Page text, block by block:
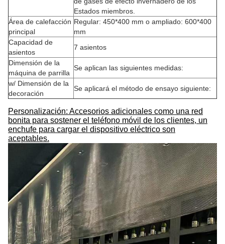
Estados miembros.
Área de calefacción
principal
Regular: 450*400 mm o ampliado: 600*400
mm
Capacidad de
asientos
7 asientos
Dimensión de la
máquina de parrilla
Se aplican las siguientes medidas:
w/ Dimensión de la
decoración
Se aplicará el método de ensayo siguiente:
Personalización: Accesorios adicionales como una red
bonita para sostener el teléfono móvil de los clientes, un
enchufe para cargar el dispositivo eléctrico son
aceptables.